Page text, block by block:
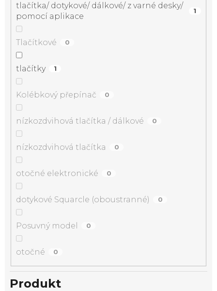
tlačítka/ dotykové/ dálkové/ z varné desky/
pomocí aplikace
1
Tlačítkové 0
tlačítky 1
Kolébkový přepínač 0
nízkozdvihová tlačítka / dálkové 0
nízkozdvihová tlačítka 0
otočné elektronické 0
dotykové Squarcle (oboustranné) 0
Posuvný model 0
otočné 0
Produkt